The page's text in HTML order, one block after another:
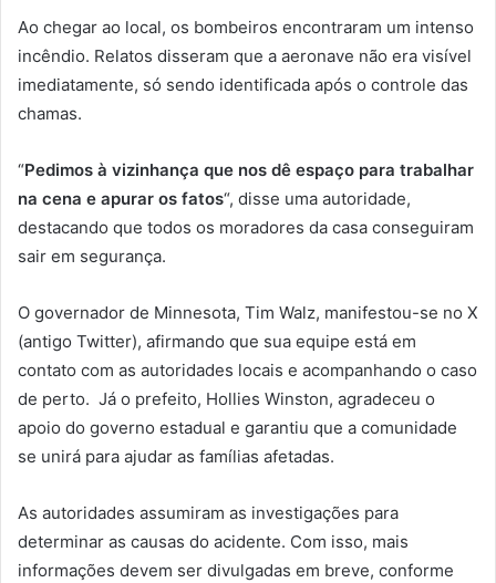
Ao chegar ao local, os bombeiros encontraram um intenso
incêndio. Relatos disseram que a aeronave não era visível
imediatamente, só sendo identificada após o controle das
chamas.
“Pedimos à vizinhança que nos dê espaço para trabalhar
na cena e apurar os fatos“, disse uma autoridade,
destacando que todos os moradores da casa conseguiram
sair em segurança.
O governador de Minnesota, Tim Walz, manifestou-se no X
(antigo Twitter), afirmando que sua equipe está em
contato com as autoridades locais e acompanhando o caso
de perto. Já o prefeito, Hollies Winston, agradeceu o
apoio do governo estadual e garantiu que a comunidade
se unirá para ajudar as famílias afetadas.
As autoridades assumiram as investigações para
determinar as causas do acidente. Com isso, mais
informações devem ser divulgadas em breve, conforme